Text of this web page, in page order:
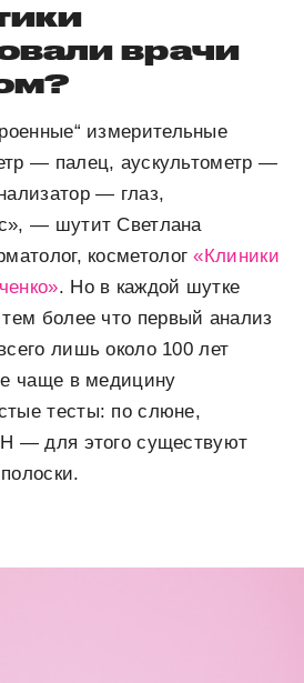
врачи
измерительные
— палец, аускультометр —
— глаз,
— шутит Светлана
косметолог«Клиники
. Но в каждой шутке
более что первый анализ
лишь около 100 лет
чаще в медицину
тесты: по слюне,
— для этого существуют